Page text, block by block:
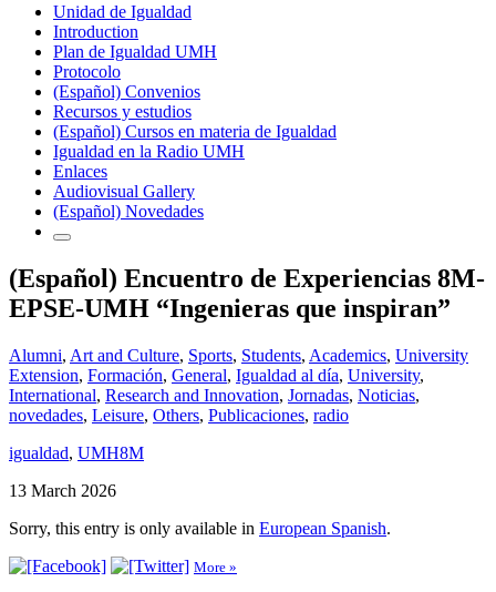
Unidad de Igualdad
Introduction
Plan de Igualdad UMH
Protocolo
(Español) Convenios
Recursos y estudios
(Español) Cursos en materia de Igualdad
Igualdad en la Radio UMH
Enlaces
Audiovisual Gallery
(Español) Novedades
(Español) Encuentro de Experiencias 8M-
EPSE-UMH “Ingenieras que inspiran”
Alumni, Art and Culture, Sports, Students, Academics, University
Extension, Formación, General, Igualdad al día, University,
International, Research and Innovation, Jornadas, Noticias,
novedades, Leisure, Others, Publicaciones, radio
igualdad, UMH8M
13 March 2026
Sorry, this entry is only available in European Spanish.
More »